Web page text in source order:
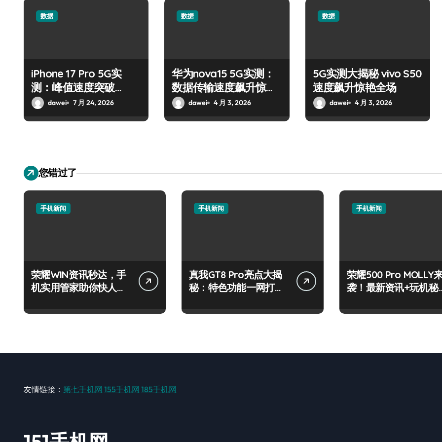
数据
iPhone 17 Pro 5G实
测：峰值速度突破
3.5Gbps
dawei 7 月 24, 2026
数据
华为nova15 5G实测：
数据传输速度飙升惊艳
全场dawei 4 月 3, 2026
数据
5G实测大揭秘 vivo S50
速度飙升惊艳全场
dawei 4 月 3, 2026
您错过了
手机新闻
荣耀WIN资讯秒达，手
机实用管家助你快人一
手机新闻
真我GT8 Pro亮点大揭
秘：特色功能一网打
手机新闻
荣耀500 Pro MOLLY
袭！最新资讯+玩机秘
友情链接： 第七手机网 155手机网 185手机网